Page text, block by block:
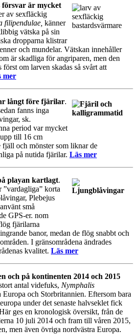
är mycket
av sexfläckig
filipendulae, känner
vätska på sin
dropparna klistrar
och mundelar. Vätskan innehåller
är skadliga för angriparen, men den
om larven skadas så svårt att
mer
långt före fjärilar.
fanns inga
sk.
period var mycket
till 16 cm
och mönster som liknar de
på nutida fjärilar. Läs mer
playan kartlagt.
”vardagliga” korta
Plebejus
små
GPS-er. nom
fjärilarna
banor, medan de flög snabbt och
I gränsområdena ändrades
kvalitet. Läs mer
och på kontinenten 2014 och 2015
antal videfuks, Nymphalis
Europa och Storbritannien. Eftersom bara
under det senaste halvseklet fick
ges en kronologisk översikt, från de
10 juli 2014 och fram till våren 2015,
men även övriga nordvästra Europa.